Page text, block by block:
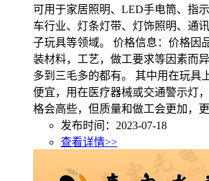
可用于家居照明、LED手电筒、指
车行业、灯条灯带、灯饰照明、通
子玩具等领域。 价格信息：价格因
装材料，工艺，做工要求等因素而
多到三毛多的都有。 其中用在玩具
便宜，用在医疗器械或交通警示灯
格会高些，但质量和做工会更加，更
发布时间：2023-07-18
查看详情>>